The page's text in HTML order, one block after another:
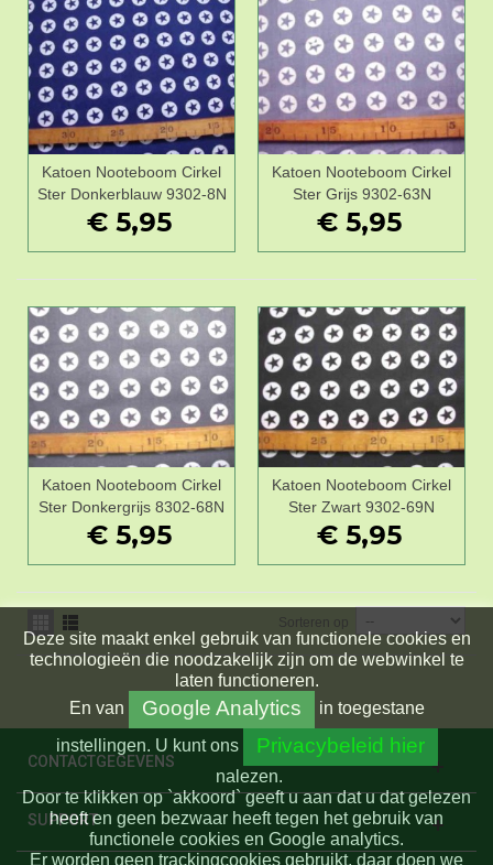
Katoen Nooteboom Cirkel
Ster Donkerblauw 9302-8N
€ 5,95
Katoen Nooteboom Cirkel
Ster Grijs 9302-63N
€ 5,95
Katoen Nooteboom Cirkel
Ster Donkergrijs 8302-68N
€ 5,95
Katoen Nooteboom Cirkel
Ster Zwart 9302-69N
€ 5,95
Sorteren op
CONTACTGEGEVENS
SUPPORT
Deze site maakt enkel gebruik van functionele cookies en
technologieën die noodzakelijk zijn om de webwinkel te
laten functioneren.
En van Google Analytics
in toegestane
instellingen. U kunt ons Privacybeleid hier
nalezen.
Door te klikken op `akkoord` geeft u aan dat u dat gelezen
heeft en geen bezwaar heeft tegen het gebruik van
functionele cookies en Google analytics.
Er worden geen trackingcookies gebruikt, daar doen we